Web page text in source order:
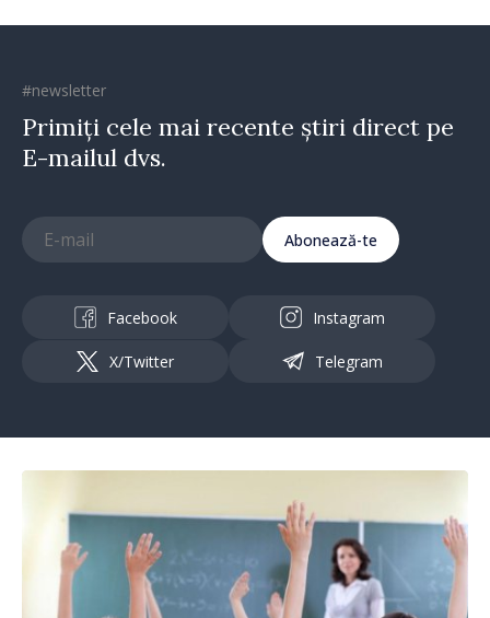
#newsletter
Primiți cele mai recente știri direct pe
E-mailul dvs.
Abonează-te
Facebook Instagram
X/Twitter Telegram